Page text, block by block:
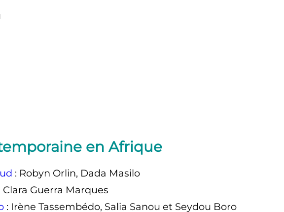
en Afrique
: Robyn Orlin, Dada Masilo
Clara Guerra Marques
: Irène Tassembédo, Salia Sanou et Seydou Boro